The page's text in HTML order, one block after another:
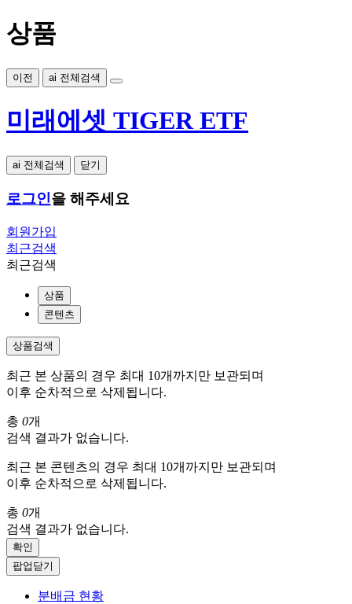
상품
이전 ai 전체검색
미래에셋 TIGER ETF
ai 전체검색 닫기
로그인을 해주세요
회원가입
최근검색
최근검색
상품
콘텐츠
상품검색
최근 본 상품의 경우 최대 10개까지만 보관되며
이후 순차적으로 삭제됩니다.
총 0개
검색 결과가 없습니다.
최근 본 콘텐츠의 경우 최대 10개까지만 보관되며
이후 순차적으로 삭제됩니다.
총 0개
검색 결과가 없습니다.
확인
팝업닫기
분배금 현황